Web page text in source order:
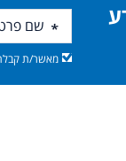
מאשר/ת קבלת